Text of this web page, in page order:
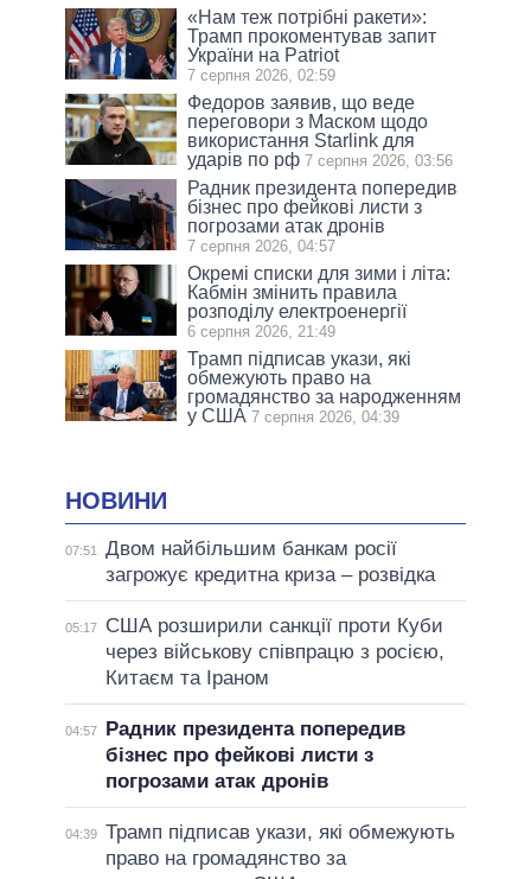
«Нам теж потрібні ракети»:
Трамп прокоментував запит
України на Patriot
7 серпня 2026, 02:59
Федоров заявив, що веде
переговори з Маском щодо
використання Starlink для
ударів по рф 7 серпня 2026, 03:56
Радник президента попередив
бізнес про фейкові листи з
погрозами атак дронів
7 серпня 2026, 04:57
Окремі списки для зими і літа:
Кабмін змінить правила
розподілу електроенергії
6 серпня 2026, 21:49
Трамп підписав укази, які
обмежують право на
громадянство за народженням
у США 7 серпня 2026, 04:39
НОВИНИ
07:51 Двом найбільшим банкам росії
загрожує кредитна криза – розвідка
05:17
США розширили санкції проти Куби
через військову співпрацю з росією,
Китаєм та Іраном
04:57
Радник президента попередив
бізнес про фейкові листи з
погрозами атак дронів
04:39 Трамп підписав укази, які обмежують
право на громадянство за